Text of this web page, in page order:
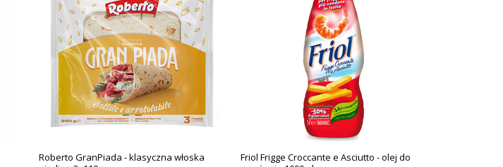
Roberto GranPiada - klasyczna włoska
Friol Frigge Croccante e Asciutto - olej do